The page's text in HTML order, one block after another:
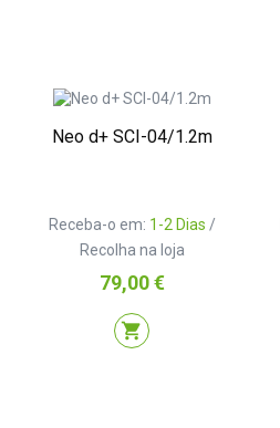
Neo d+ SCI-04/1.2m
Receba-o em: 1-2 Dias /
Recolha na loja
Preço
79,00 €
shopping_cart